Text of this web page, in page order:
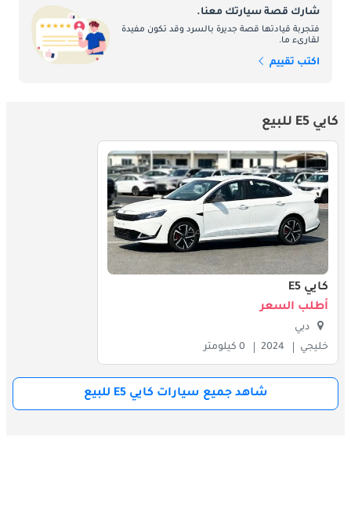
من الداخل، توفر Kaiyi E5 مقصورة مريحة ومتقدمة تقنيًا. تتضمن الميزات
الداخلية الرئيسية:
للهواتف الذكية.
شحن الهاتف المحمول اللاسلكي: يضمن بقاء الأجهزة قيد التشغيل دون
فوضى الكابلات.
مقعد السائق القابل للتعديل كهربائيًا: يسمح بأوضاع جلوس مخصصة
لتعزيز الراحة.
نظام الدخول بدون مفتاح: يوفر الراحة والأمان مع سهولة الوصول إلى
السيارة.
تكييف الهواء الكهربائي: يضمن درجة حرارة مريحة للمقصورة لجميع
شارك قصة سيارتك معنا.
فتجربة قيادتها قصة جديرة بالسرد وقد تكون مفيدة
لقارىء ما.
اكتب تقييم
كايي E5 للبيع
كايي E5
أطلب السعر
دبي
خليجي
2024 0 كيلومتر
شاهد جميع سيارات كايي E5 للبيع